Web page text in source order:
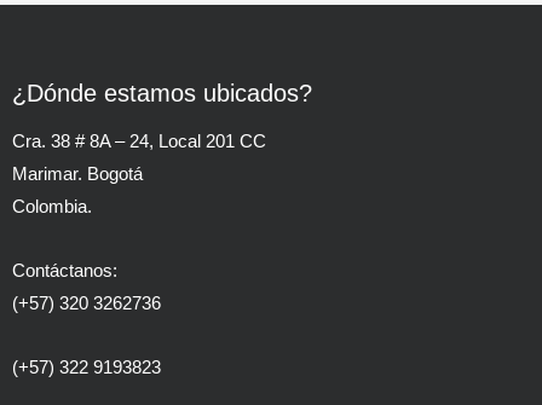
¿Dónde estamos ubicados?
Cra. 38 # 8A – 24, Local 201 CC
Marimar. Bogotá
Colombia.
Contáctanos:
(+57) 320 3262736
(+57) 322 9193823